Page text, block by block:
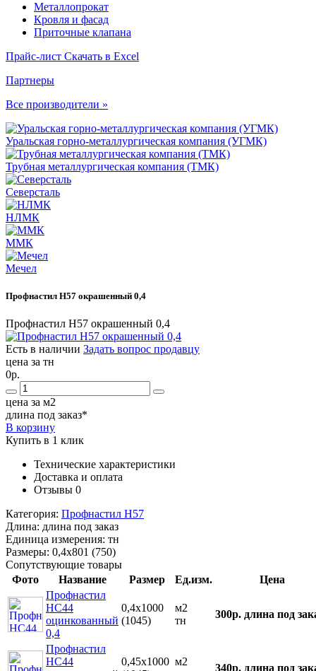
Металлопрокат
Кровля и фасад
Приточные клапана
Прайс-лист Скачать в Excel
Партнеры
Все производители »
Уральская горно-металлургическая компания (УГМК)
Трубная металлургическая компания (ТМК)
Северсталь
НЛМК
ММК
Мечел
Профнастил Н57 окрашенный 0,4
Профнастил Н57 окрашенный 0,4
Есть в наличии Задать вопрос продавцу
цена за тн
0р.
цена за м2
длина под заказ*
В корзину
Купить в 1 клик
Технические характеристики
Доставка и оплата
Отзывы 0
Категория: Профнастил Н57
Длина: длина под заказ
Единица измерения: тн
Размеры: 0,4х801 (750)
Сопутствующие товары
Фото
Название Размер Ед.изм.
Цена
Профнастил
НС44
оцинкованный
0,4
0,4х1000
(1045)
м2
тн
300р. длина под
Профнастил
НС44
0,45х1000 м2
340р. длина под